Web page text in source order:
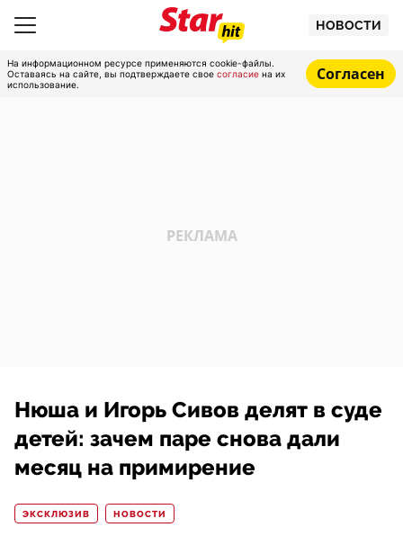
НОВОСТИ
На информационном ресурсе применяются cookie-файлы.
Оставаясь на сайте, вы подтверждаете свое согласие на их
использование.
Согласен
Нюша и Игорь Сивов делят в суде
детей: зачем паре снова дали
месяц на примирение
ЭКСКЛЮЗИВ НОВОСТИ